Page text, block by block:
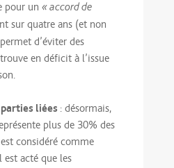
pour un « accord de
sur quatre ans (et non
d’éviter des
en déficit à l’issue
liées : désormais,
plus de 30% des
considéré comme
est acté que les